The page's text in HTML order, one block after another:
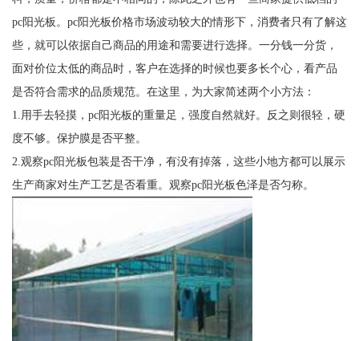
pc阳光板。pc阳光板价格市场波动较大的情形下，消费者只有了解这
些，就可以依据自己商品的用途和需要进行选择。一分钱一分货，
面对价位太低的商品时，客户在选择的时候也要多长个心，看产品
是否符合需求的品质规范。在这里，为大家简述两个小方法：
1.用手去轻摸，pc阳光板的重量足，强度自然就好。反之则很轻，硬
度不够。保护膜是否平整。
2.观察pc阳光板包装是否干净，有没有掉落，这些小地方都可以展示
生产商家对生产工艺是否看重。观察pc阳光板色泽是否匀称。